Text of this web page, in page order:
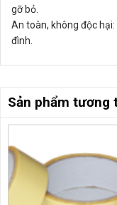
gỡ bỏ.
An toàn, không độc
đình.
Sản phẩm tương